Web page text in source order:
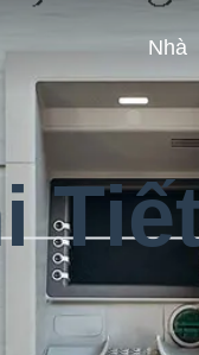
Nhà